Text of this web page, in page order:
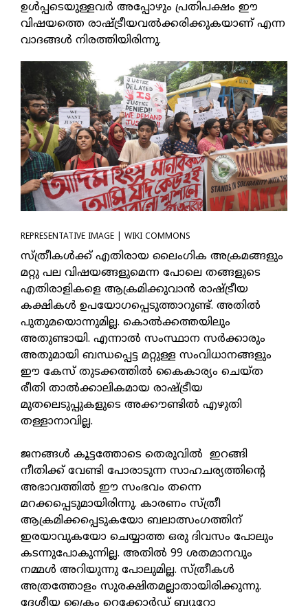
ഉള്‍പ്പടെയുള്ളവര്‍ അപ്പോഴും പ്രതിപക്ഷം ഈ
വിഷയത്തെ രാഷ്ട്രീയവല്‍ക്കരിക്കുകയാണ് എന്ന
വാദങ്ങള്‍ നിരത്തിയിരിന്നു.
REPRESENTATIVE IMAGE | WIKI COMMONS
സ്ത്രീകള്‍ക്ക് എതിരായ ലൈംഗിക അക്രമങ്ങളും
മറ്റു പല വിഷയങ്ങളുമെന്ന പോലെ തങ്ങളുടെ
എതിരാളികളെ ആക്രമിക്കുവാന്‍ രാഷ്ട്രീയ
കക്ഷികള്‍ ഉപയോഗപ്പെടുത്താറുണ്ട്. അതില്‍
പുതുമയൊന്നുമില്ല. കൊല്‍ക്കത്തയിലും
അതുണ്ടായി. എന്നാല്‍ സംസ്ഥാന സര്‍ക്കാരും
അതുമായി ബന്ധപ്പെട്ട മറ്റുള്ള സംവിധാനങ്ങളും
ഈ കേസ് തുടക്കത്തില്‍ കൈകാര്യം ചെയ്ത
രീതി താല്‍ക്കാലികമായ രാഷ്ട്രീയ
മുതലെടുപ്പുകളുടെ അക്കൗണ്ടില്‍ എഴുതി
തള്ളാനാവില്ല.
ജനങ്ങള്‍ കൂട്ടത്തോടെ തെരുവില്‍ ഇറങ്ങി
നീതിക്ക് വേണ്ടി പോരാടുന്ന സാഹചര്യത്തിന്റെ
അഭാവത്തില്‍ ഈ സംഭവം തന്നെ
മറക്കപ്പെടുമായിരിന്നു. കാരണം സ്ത്രീ
ആക്രമിക്കപ്പെടുകയോ ബലാത്സംഗത്തിന്
ഇരയാവുകയോ ചെയ്യാത്ത ഒരു ദിവസം പോലും
കടന്നുപോകുന്നില്ല. അതില്‍ 99 ശതമാനവും
നമ്മള്‍ അറിയുന്നു പോലുമില്ല. സ്ത്രീകള്‍
അത്രത്തോളം സുരക്ഷിതമല്ലാതായിരിക്കുന്നു.